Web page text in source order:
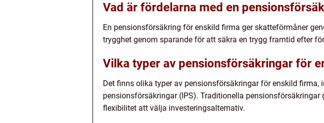
Vad är fördelarna med en
En pensionsförsäkring för enskild firma ger skatteförmåner
trygghet genom sparande för att säkra en trygg framtid efter
Vilka typer av pensionsförsäkringar för
Det finns olika typer av pensionsförsäkringar för enskild
pensionsförsäkringar (IPS). Traditionella
flexibilitet att välja investeringsalternativ.